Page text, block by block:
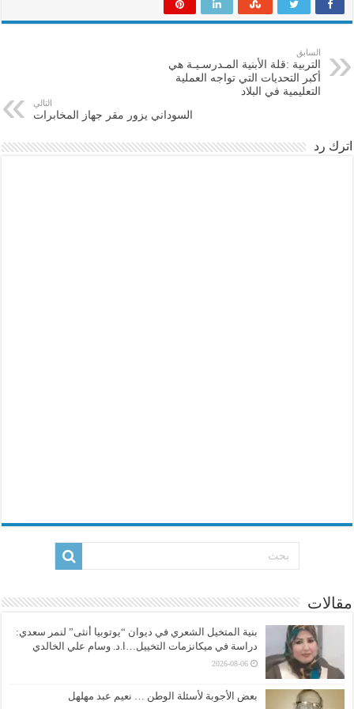
السابق
التربية :قلة الأبنية المـدرسـيـة هي
أكبر التحديات التي تواجه العملية
التعليمية في البلاد
التالي
السوداني يزور مقر جهاز المخابرات
اترك رد
مقالات
بنية المتخيل الشعري في ديوان “يوتوبيا أنثى” لنمر سعدي:
دراسة في ميكانزمات التخييل…ا.د. وسام علي الخالدي
2026-08-06
بعض الأجوبة لأسئلة الوطن … نعيم عبد مهلهل